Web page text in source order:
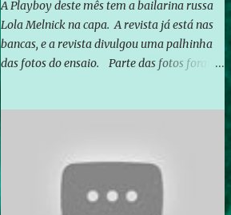
A Playboy deste mês tem a bailarina russa
Lola Melnick na capa. A revista já está nas
bancas, e a revista divulgou uma palhinha
das fotos do ensaio. Parte das fotos foram
divulga capa e primeiras fotos de Lola
Melnick - @aredacao